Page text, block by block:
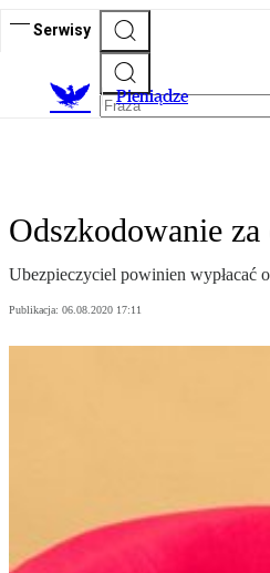
Serwisy
Pieniądze
Odszkodowanie
Ubezpieczyciel powinien wypłacać
Publikacja: 06.08.2020 17:11